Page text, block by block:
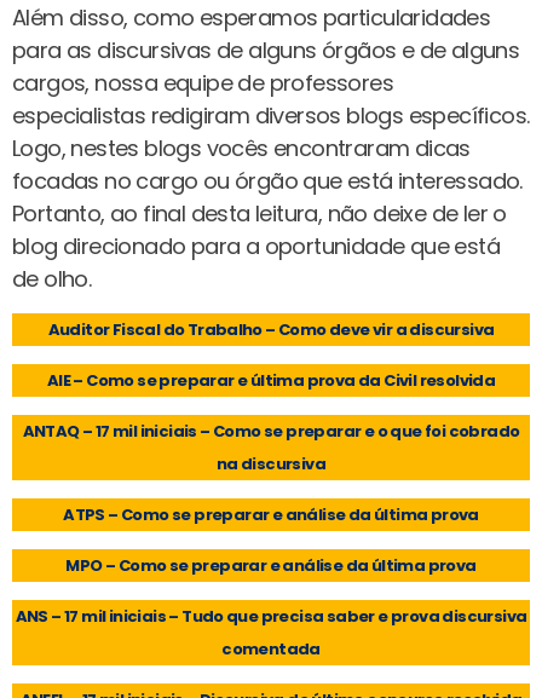
Além disso, como esperamos particularidades
para as discursivas de alguns órgãos e de alguns
cargos, nossa equipe de professores
especialistas redigiram diversos blogs específicos.
Logo, nestes blogs vocês encontraram dicas
focadas no cargo ou órgão que está interessado.
Portanto, ao final desta leitura, não deixe de ler o
blog direcionado para a oportunidade que está
de olho.
Auditor Fiscal do Trabalho – Como deve vir a discursiva
AIE – Como se preparar e última prova da Civil resolvida
ANTAQ – 17 mil iniciais – Como se preparar e o que foi cobrado
na discursiva
ATPS – Como se preparar e análise da última prova
MPO – Como se preparar e análise da última prova
ANS – 17 mil iniciais – Tudo que precisa saber e prova discursiva
comentada